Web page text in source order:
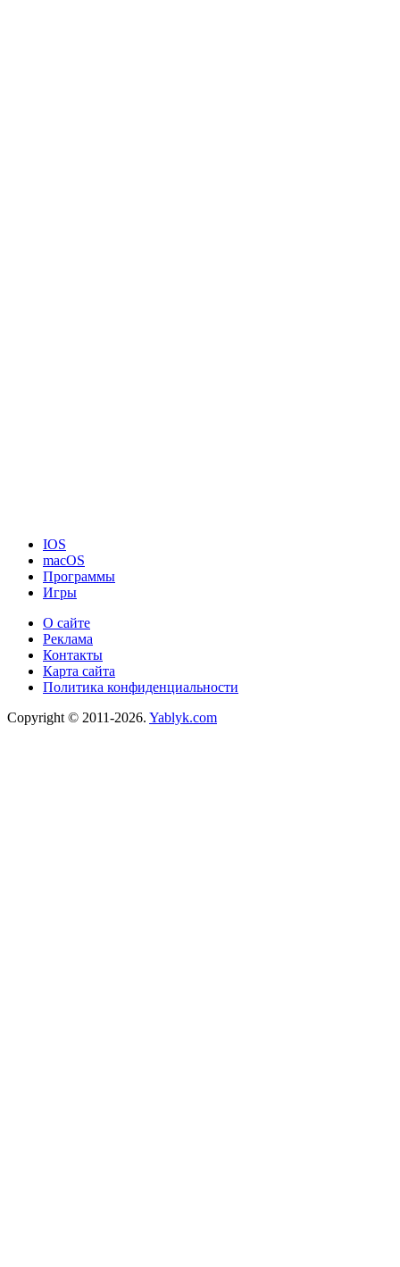
IOS
macOS
Программы
Игры
О сайте
Реклама
Контакты
Карта сайта
Политика конфиденциальности
Copyright © 2011-2026. Yablyk.сom